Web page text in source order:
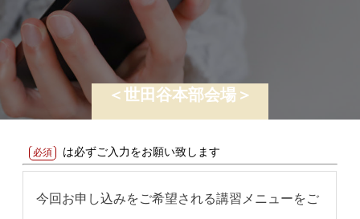
＜世田谷本部会場＞
必須 は必ずご入力をお願い致します
今回お申し込みをご希望される講習メニューをご